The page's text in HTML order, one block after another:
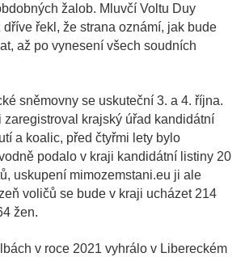
žalob. Mluvčí Voltu Duy
řekl, že strana oznámí, jak bude
až po vynesení všech soudních
sněmovny se uskuteční 3. a 4. října.
zaregistroval krajský úřad kandidátní
a koalic, před čtyřmi lety bylo
podalo v kraji kandidátní listiny 20
uskupení mimozemstani.eu ji ale
voličů se bude v kraji ucházet 214
žen.
v roce 2021 vyhrálo v Libereckém